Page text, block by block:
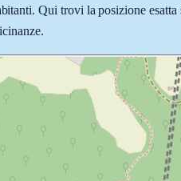
Qui trovi la posizione